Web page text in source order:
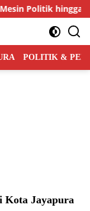
Politik hingga
POLITIK &
Kota Jayapura